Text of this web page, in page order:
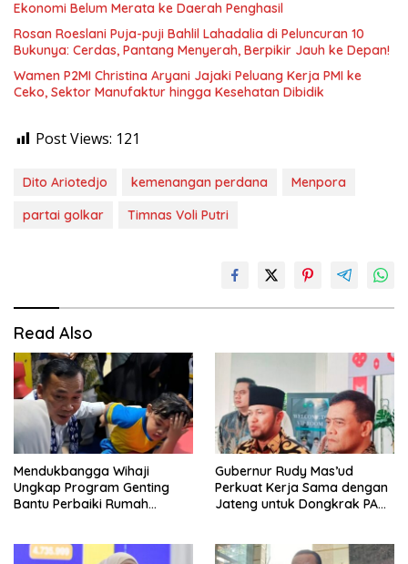
Ekonomi Belum Merata ke Daerah Penghasil
Rosan Roeslani Puja-puji Bahlil Lahadalia di Peluncuran 10
Bukunya: Cerdas, Pantang Menyerah, Berpikir Jauh ke Depan!
Wamen P2MI Christina Aryani Jajaki Peluang Kerja PMI ke
Ceko, Sektor Manufaktur hingga Kesehatan Dibidik
Post Views: 121
Dito Ariotedjo kemenangan perdana
Menpora
partai golkar
Timnas Voli Putri
Read Also
Mendukbangga Wihaji
Ungkap Program Genting
Bantu Perbaiki Rumah
Gubernur Rudy Mas’ud
Perkuat Kerja Sama dengan
Jateng untuk Dongkrak PAD